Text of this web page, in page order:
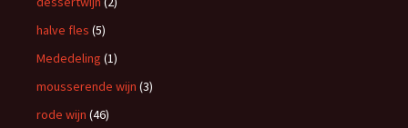
halve fles (5)
Mededeling (1)
mousserende wijn (3)
rode wijn (46)